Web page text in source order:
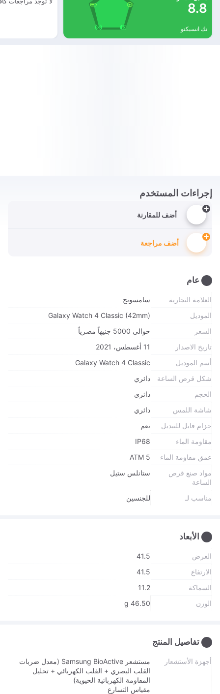
8.8
تك انسبكتو
إجراءات المستخدم
أضف للمقارنة
أضف مراجعة
عام
العلامة التجارية
سامسونج
الموديل
Galaxy Watch 4 Classic (42mm)
السعر
حوالي 5000 جنيهاً مصرياً
تاريخ الاصدار
11 أغسطس، 2021
أسم الموديل
Galaxy Watch 4 Classic
شكل قرص الساعة
دائري
الحجم
دائري
شاشة اللمس
دائري
حزام قابل للتبديل
نعم
مقاومة الماء
IP68
عمق مقاومة الماء
5 ATM
مواد صنع قرص
الساعة
ستانلس ستيل
مناسب لـ للجنسين
الأبعاد
العرض
41.5
الارتفاع
41.5
السماكة
11.2
الوزن
46.50 g
تفاصيل المنتج
أجهزة الأستشعار
مستشعر Samsung BioActive (معدل ضربات
القلب البصري + القلب الكهربائي + تحليل
المقاومة الكهربائية الحيوية)
مقياس التسارع